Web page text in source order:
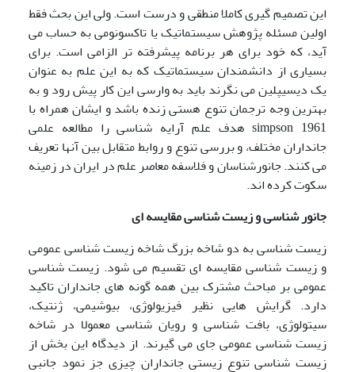
این تصمیم گیری کاملا منطقی و درست است. ولی این بحث فقط
اولین مسئله پژوهش سیستماتیک یا تاکسونومی به حساب می
آید، که خود برای هر برنامه پیشرفته تر الزامی است. برای
بسیاری از دانشمندان سیستماتیک که به این علم به عنوان
یک دیسیپلین می نگرند باید به وارسی این کار پیش رود و به
بهترین وجه ترجمان تنوع هستی زنده باشد و ایشان همراه با
simpson 1961 هدف علم آرایه شناسی را مطالعه علمی
جانداران مختلف، و بررسی تنوع و روابط متقابل بین آنها تعریف
می کنند. جانورشناسان و فلاسفه معاصر علم در ایران در زمینه
سکوت کرده اند.
جانور شناسی و زیست شناسی مقایسه ای
زیست شناسی به دو شاخه بزرگ شاخه زیست شناسی عمومی
و زیست شناسی مقایسه ای تقسیم می شود. زیست شناسی
عمومی بر مباحث مشترک بین همه گونه های جانداران تاکید
دارد. گرایش هایی نظیر فیزیولوژی، بیوشیمی، ژنتیک،
سیتولوژی، بافت شناسی و رویان شناسی معمولا در شاخه
زیست شناسی عمومی جای می گیرند. از دیدگاه این بخش از
زیست شناسی تنوع زیستی جانداران چیزی جز نمود جانبی